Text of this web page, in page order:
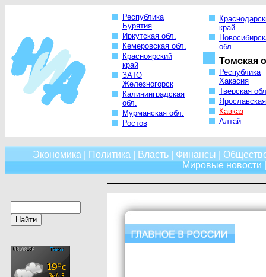
Республика
Бурятия
Иркутская обл.
Кемеровская обл.
Красноярский
край
ЗАТО
Железногорск
Калининградская
обл.
Мурманская обл.
Ростов
край
обл.
Томская
Республика
Хакасия
Тверская
Кавказ
Алтай
Экономика Политика Власть Финансы
Мировые новости